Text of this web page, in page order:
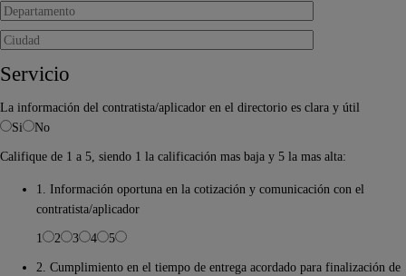
Servicio
La información del contratista/aplicador en el directorio es clara y útil
Si
No
Califique de 1 a 5, siendo 1 la calificación mas baja y 5 la mas alta:
1. Información oportuna en la cotización y comunicación con el
contratista/aplicador
1
2 3 4
5
2. Cumplimiento en el tiempo de entrega acordado para finalización de